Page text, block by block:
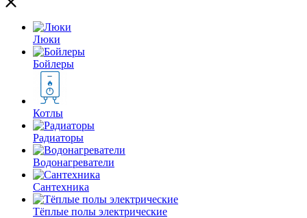
Люки
Бойлеры
Котлы
Радиаторы
Водонагреватели
Сантехника
Тёплые полы электрические